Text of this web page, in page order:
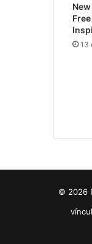
13
© 2026